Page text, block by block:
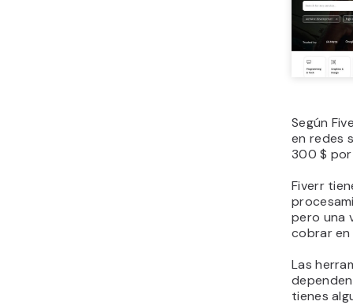
Según
en redes
300 $ por
Fiverr
pero una
cobrar en
Las
tienes